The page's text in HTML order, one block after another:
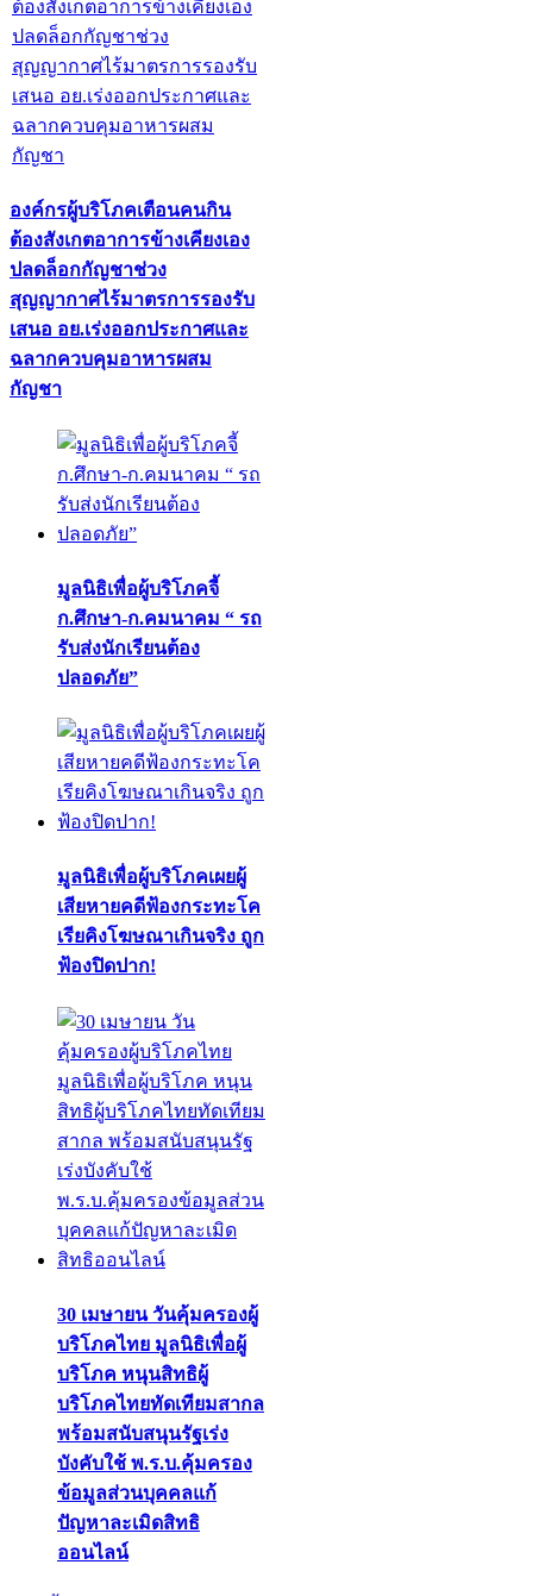
องค์กรผู้บริโภคเตือนคนกิน
ต้องสังเกตอาการข้างเคียงเอง
ปลดล็อกกัญชาช่วง
สุญญากาศไร้มาตรการรองรับ
เสนอ อย.เร่งออกประกาศและ
ฉลากควบคุมอาหารผสม
กัญชา
มูลนิธิเพื่อผู้บริโภคจี้
ก.ศึกษา-ก.คมนาคม “ รถ
รับส่งนักเรียนต้อง
ปลอดภัย”
มูลนิธิเพื่อผู้บริโภคเผยผู้
เสียหายคดีฟ้องกระทะโค
เรียคิงโฆษณาเกินจริง ถูก
ฟ้องปิดปาก!
30 เมษายน วันคุ้มครองผู้
บริโภคไทย มูลนิธิเพื่อผู้
บริโภค หนุนสิทธิผู้
บริโภคไทยทัดเทียมสากล
พร้อมสนับสนุนรัฐเร่ง
บังคับใช้ พ.ร.บ.คุ้มครอง
ข้อมูลส่วนบุคคลแก้
ปัญหาละเมิดสิทธิ
ออนไลน์